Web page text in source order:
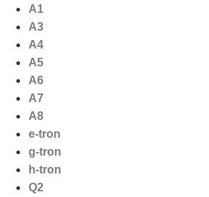
naar
inhoud
A1
A3
A4
A5
A6
A7
A8
e-tron
g-tron
h-tron
Q2